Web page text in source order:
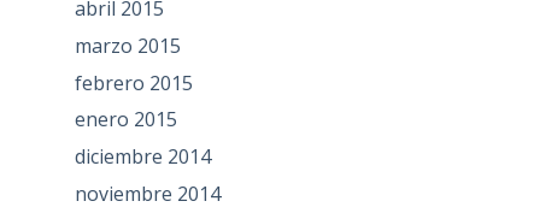
abril 2015
marzo 2015
febrero 2015
enero 2015
diciembre 2014
noviembre 2014